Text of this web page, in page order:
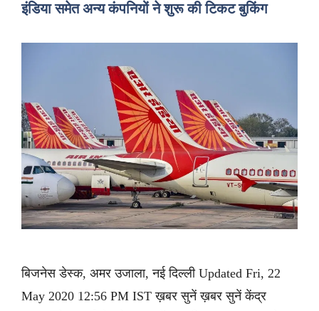
इंडिया समेत अन्य कंपनियों ने शुरू की टिकट बुकिंग
बिजनेस डेस्क, अमर उजाला, नई दिल्ली Updated Fri, 22
May 2020 12:56 PM IST ख़बर सुनें ख़बर सुनें केंद्र